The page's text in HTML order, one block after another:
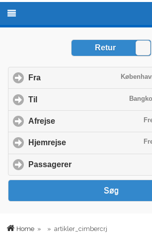
Home » » artikler_cimbercrj